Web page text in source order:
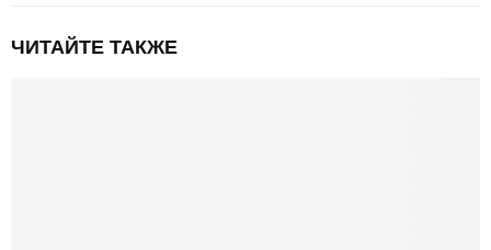
ЧИТАЙТЕ ТАКЖЕ